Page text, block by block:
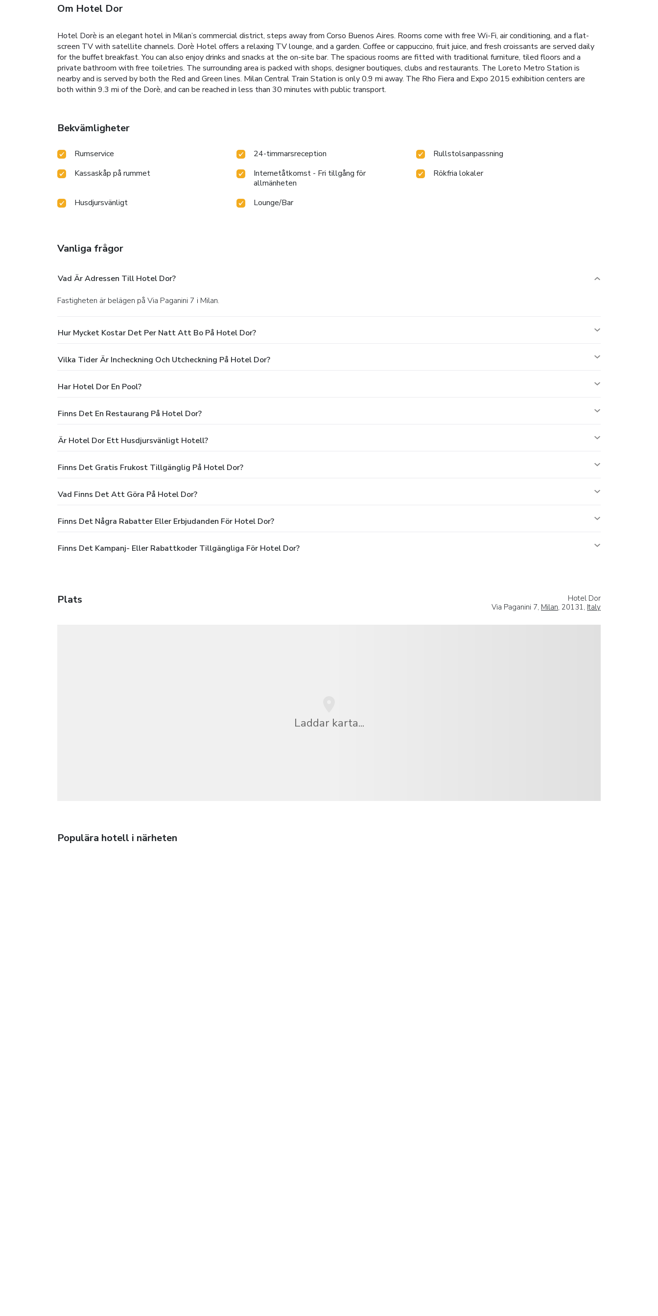
Om Hotel Dor
Hotel Dorè is an elegant hotel in Milan’s commercial district, steps away from Corso Buenos Aires. Rooms come with free Wi-Fi, air conditioning, and a flat-
screen TV with satellite channels. Dorè Hotel offers a relaxing TV lounge, and a garden. Coffee or cappuccino, fruit juice, and fresh croissants are served daily
for the buffet breakfast. You can also enjoy drinks and snacks at the on-site bar. The spacious rooms are fitted with traditional furniture, tiled floors and a
private bathroom with free toiletries. The surrounding area is packed with shops, designer boutiques, clubs and restaurants. The Loreto Metro Station is
nearby and is served by both the Red and Green lines. Milan Central Train Station is only 0.9 mi away. The Rho Fiera and Expo 2015 exhibition centers are
both within 9.3 mi of the Dorè, and can be reached in less than 30 minutes with public transport.
Bekvämligheter
Rumservice 24-timmarsreception
Rullstolsanpassning
Kassaskåp på rummet
Internetåtkomst - Fri tillgång för
allmänheten
Rökfria lokaler
Husdjursvänligt Lounge/Bar
Vanliga frågor
Vad Är Adressen Till Hotel Dor?
Fastigheten är belägen på Via Paganini 7 i Milan.
Hur Mycket Kostar Det Per Natt Att Bo På Hotel Dor?
Vilka Tider Är Incheckning Och Utcheckning På Hotel Dor?
Har Hotel Dor En Pool?
Finns Det En Restaurang På Hotel Dor?
Är Hotel Dor Ett Husdjursvänligt Hotell?
Finns Det Gratis Frukost Tillgänglig På Hotel Dor?
Vad Finns Det Att Göra På Hotel Dor?
Finns Det Några Rabatter Eller Erbjudanden För Hotel Dor?
Finns Det Kampanj- Eller Rabattkoder Tillgängliga För Hotel Dor?
Plats
Hotel Dor
Via Paganini 7, Milan, 20131, Italy
Laddar karta...
Populära hotell i närheten